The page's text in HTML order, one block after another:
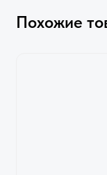
Похожие